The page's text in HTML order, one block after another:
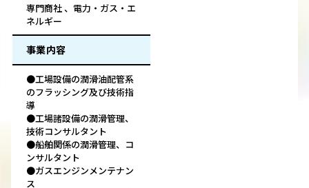
専門商社 、電力・ガス・エ
ネルギー
事業内容
●工場設備の潤滑油配管系
のフラッシング及び技術指
導
●工場諸設備の潤滑管理、
技術コンサルタント
●船舶関係の潤滑管理、コ
ンサルタント
●ガスエンジンメンテナン
ス